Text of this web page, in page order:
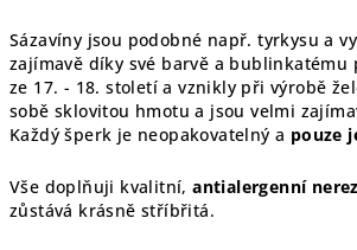
Sázavíny jsou podobné např. tyrkysu a
zajímavě díky své barvě a bublinkatému
ze 17. - 18. století a vznikly při výrobě
sobě sklovitou hmotu a jsou velmi
Každý šperk je neopakovatelný a pouze
Vše doplňuji kvalitní,antialergenní
zůstává krásně stříbřitá.